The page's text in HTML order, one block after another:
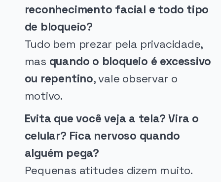
reconhecimento facial e todo tipo
de bloqueio?
Tudo bem prezar pela privacidade,
mas quando o bloqueio é excessivo
ou repentino, vale observar o
motivo.
Evita que você veja a tela? Vira o
celular? Fica nervoso quando
alguém pega?
Pequenas atitudes dizem muito.